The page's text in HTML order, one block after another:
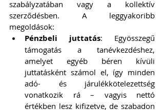
szabályzatában vagy a kollektív
szerződésben. A leggyakoribb
megoldások:
Pénzbeli juttatás: Egyösszegű
támogatás a tanévkezdéshez,
amelyet egyéb béren kívüli
juttatásként számol el, így minden
adó- és járulékkötelezettség
vonatkozik rá – vagyis nettó
értékben lesz kifizetve, de szabadon